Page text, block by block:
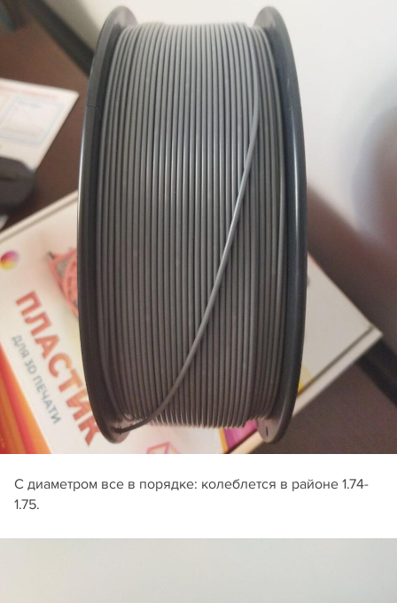
С диаметром все в порядке: колеблется в районе 1.74-
1.75.